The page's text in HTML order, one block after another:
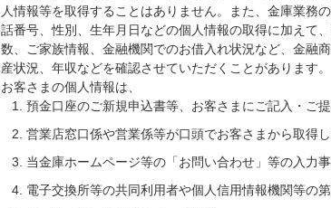
人情報等を取得することはありません。また、金庫業務
話番号、性別、生年月日などの個人情報の取得に加えて
数、ご家族情報、金融機関でのお借入れ状況など、金融
産状況、年収などを確認させていただくことがあります。
お客さまの個人情報は、
預金口座のご新規申込書等、お客さまにご記入・ご
営業店窓口係や営業係等が口頭でお客さまから取得
当金庫ホームページ等の「お問い合わせ」等の入力
電子交換所等の共同利用者や個人信用情報機関等の